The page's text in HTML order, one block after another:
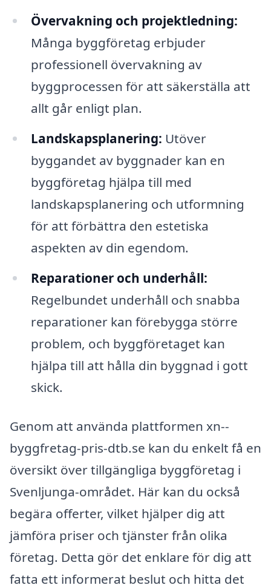
Övervakning och projektledning:
Många byggföretag erbjuder
professionell övervakning av
byggprocessen för att säkerställa att
allt går enligt plan.
Landskapsplanering: Utöver
byggandet av byggnader kan en
byggföretag hjälpa till med
landskapsplanering och utformning
för att förbättra den estetiska
aspekten av din egendom.
Reparationer och underhåll:
Regelbundet underhåll och snabba
reparationer kan förebygga större
problem, och byggföretaget kan
hjälpa till att hålla din byggnad i gott
skick.
Genom att använda plattformen xn--
byggfretag-pris-dtb.se kan du enkelt få en
översikt över tillgängliga byggföretag i
Svenljunga-området. Här kan du också
begära offerter, vilket hjälper dig att
jämföra priser och tjänster från olika
företag. Detta gör det enklare för dig att
fatta ett informerat beslut och hitta det